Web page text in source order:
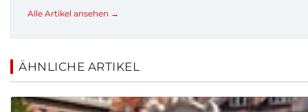
Alle Artikel ansehen →
ÄHNLICHE ARTIKEL